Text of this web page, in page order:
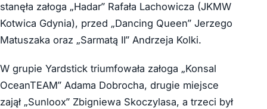
stanęła załoga „Hadar” Rafała Lachowicza (JKMW
Kotwica Gdynia), przed „Dancing Queen” Jerzego
Matuszaka oraz „Sarmatą II” Andrzeja Kolki.
W grupie Yardstick triumfowała załoga „Konsal
OceanTEAM” Adama Dobrocha, drugie miejsce
zajął „Sunloox” Zbigniewa Skoczylasa, a trzeci był